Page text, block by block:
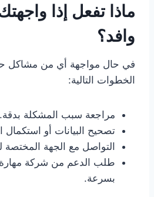
ماذا تفعل إذا
وافد؟
في حال مواجهة أي من مشاكل
الخطوات التالية:
مراجعة سبب المشكلة بدقة.
تصحيح البيانات أو استكمال
التواصل مع الجهة المختصة
طلب الدعم من شركة مهارة
بسرعة.